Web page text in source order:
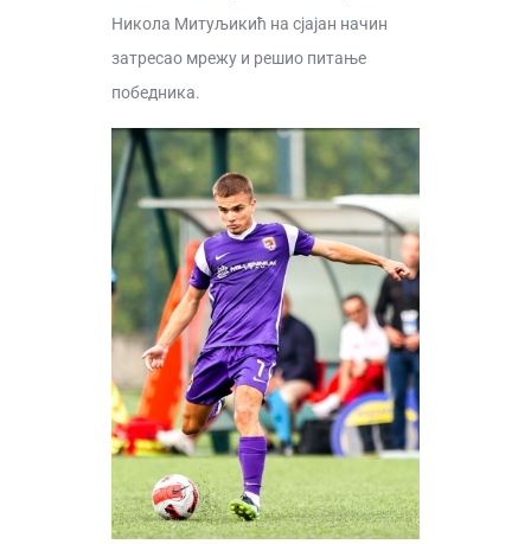
Никола Митуљикић на сјајан начин
затресао мрежу и решио питање
победника.